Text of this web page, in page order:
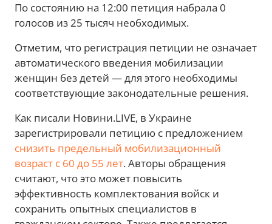
По состоянию на 12:00 петиция набрала 0
голосов из 25 тысяч необходимых.
Отметим, что регистрация петиции не означает
автоматического введения мобилизации
женщин без детей — для этого необходимы
соответствующие законодательные решения.
Как писали Новини.LIVE, в Украине
зарегистрировали петицию с предложением
снизить предельный мобилизационный
возраст с 60 до 55 лет. Авторы обращения
считают, что это может повысить
эффективность комплектования войск и
сохранить опытных специалистов в